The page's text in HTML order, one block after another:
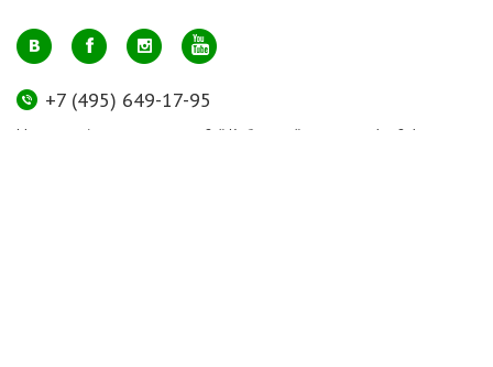
+7 (495) 649-17-95
Москва, м. Авиамоторная, ул. 2-й Кабельный проезд, д. 1, к.2, 1 этаж,